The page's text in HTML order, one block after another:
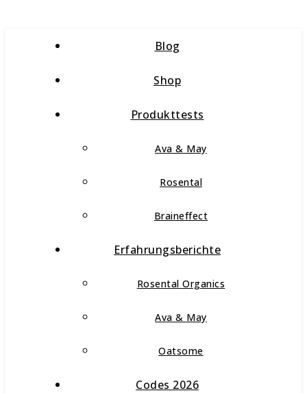
Blog
Shop
Produkttests
Ava & May
Rosental
Braineffect
Erfahrungsberichte
Rosental Organics
Ava & May
Oatsome
Codes 2026